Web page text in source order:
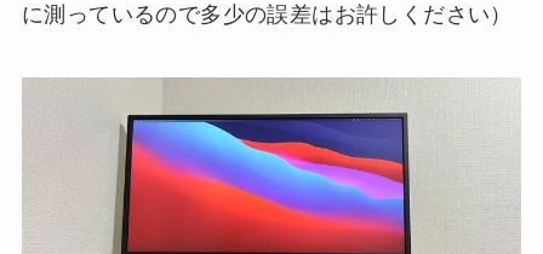
に測っているので多少の誤差はお許しください）